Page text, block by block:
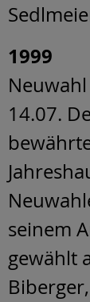
1999
14.07.
seinem
gewählt